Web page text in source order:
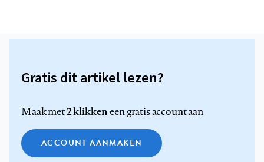
Gratis dit artikel lezen?
Maak met2 klikkeneen gratis account aan
ACCOUNT AANMAKEN